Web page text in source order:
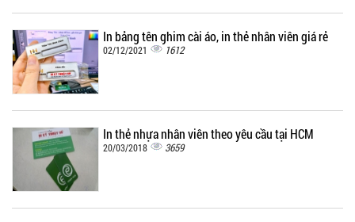
In bảng tên ghim cài áo, in thẻ nhân viên giá rẻ
02/12/2021 1612
In thẻ nhựa nhân viên theo yêu cầu tại HCM
20/03/2018 3659